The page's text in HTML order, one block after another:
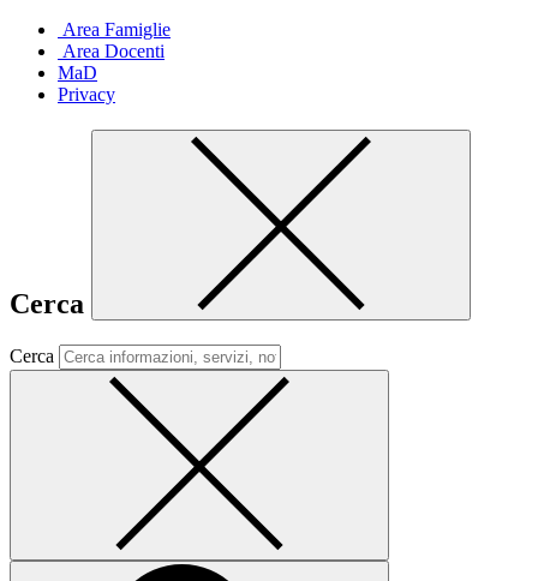
Area Famiglie
Area Docenti
MaD
Privacy
Cerca
Cerca